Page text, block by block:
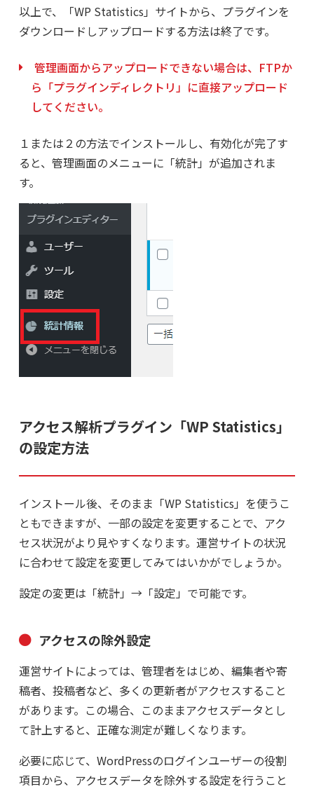
以上で、「WP Statistics」サイトから、プラグインを
ダウンロードしアップロードする方法は終了です。
管理画面からアップロードできない場合は、FTPか
ら「プラグインディレクトリ」に直接アップロード
してください。
１または２の方法でインストールし、有効化が完了す
ると、管理画面のメニューに「統計」が追加されま
す。
アクセス解析プラグイン「WP Statistics」
の設定方法
インストール後、そのまま「WP Statistics」を使うこ
ともできますが、一部の設定を変更することで、アク
セス状況がより見やすくなります。運営サイトの状況
に合わせて設定を変更してみてはいかがでしょうか。
設定の変更は「統計」→「設定」で可能です。
アクセスの除外設定
運営サイトによっては、管理者をはじめ、編集者や寄
稿者、投稿者など、多くの更新者がアクセスすること
があります。この場合、このままアクセスデータとし
て計上すると、正確な測定が難しくなります。
必要に応じて、WordPressのログインユーザーの役割
項目から、アクセスデータを除外する設定を行うこと